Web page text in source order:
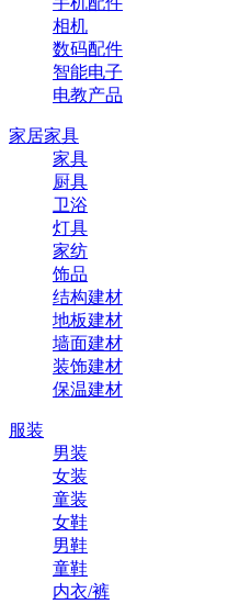
相机
数码配件
智能电子
电教产品
家居家具
家具
厨具
卫浴
灯具
家纺
饰品
结构建材
地板建材
墙面建材
装饰建材
保温建材
服装
男装
女装
童装
女鞋
男鞋
童鞋
内衣/裤